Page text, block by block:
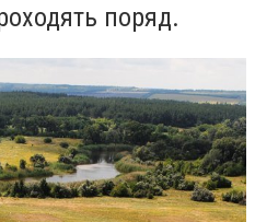
поряд.